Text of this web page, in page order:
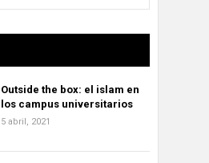
Outside the box: el islam en
los campus universitarios
5 abril, 2021